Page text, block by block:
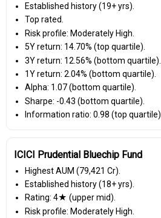
Established history (19+ yrs).
Top rated.
Risk profile: Moderately High.
5Y return: 14.70% (top quartile).
3Y return: 12.56% (bottom quartile).
1Y return: 2.04% (bottom quartile).
Alpha: 1.07 (bottom quartile).
Sharpe: -0.43 (bottom quartile).
Information ratio: 0.98 (top quartile).
ICICI Prudential Bluechip Fund
Highest AUM (₹79,421 Cr).
Established history (18+ yrs).
Rating: 4★ (upper mid).
Risk profile: Moderately High.